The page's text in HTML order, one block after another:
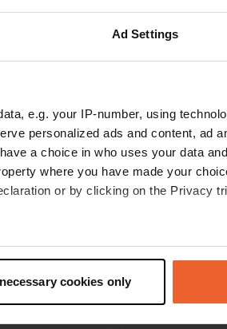
Ad Settings
e.g. your IP-number, using
personalized ads and content, ad
a choice in who uses your data
where you have made your
or by clicking on the Privacy
which can be accurate to within
and set your preferences in the
cookies only
Copie
Information
Centre d'Örnsköldsvik